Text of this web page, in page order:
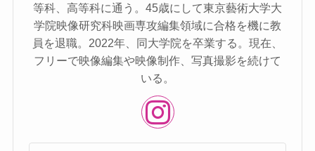
等科、⾼等科に通う。45歳にして東京藝術⼤学⼤
学院映像研究科映画専攻編集領域に合格を機に教
員を退職。2022年、同⼤学院を卒業する。現在、
フリーで映像編集や映像制作、写真撮影を続けて
いる。